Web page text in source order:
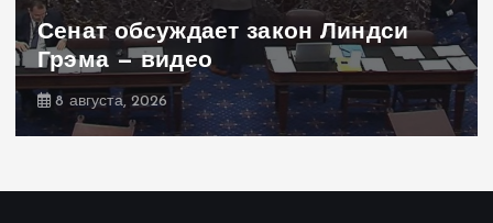
Сенат обсуждает закон Линдси
Грэма — видео
8 августа, 2026